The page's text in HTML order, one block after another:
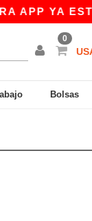
APP YA
0
Bolsas